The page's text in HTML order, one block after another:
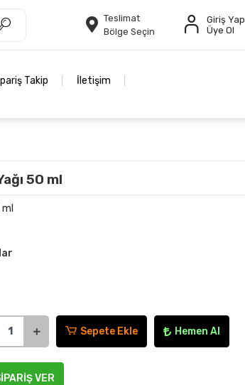
Teslimat
Bölge Seçin
Giriş Yap
Üye Ol
Takip İletişim
50 ml
Sepete Ekle Hemen Al
VER